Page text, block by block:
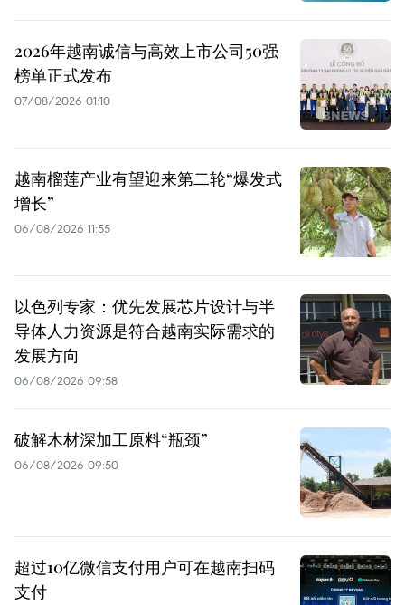
2026年越南诚信与高效上市公司50强
榜单正式发布
07/08/2026 01:10
越南榴莲产业有望迎来第二轮“爆发式
增长”
06/08/2026 11:55
以色列专家：优先发展芯片设计与半
导体人力资源是符合越南实际需求的
发展方向
06/08/2026 09:58
破解木材深加工原料“瓶颈”
06/08/2026 09:50
超过10亿微信支付用户可在越南扫码
支付